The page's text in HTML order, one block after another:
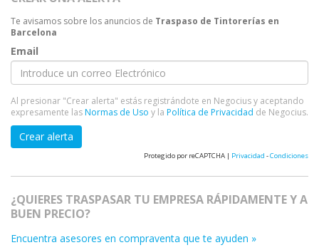
Te avisamos sobre los anuncios de Traspaso de Tintorerías en
Barcelona
Email
Al presionar "Crear alerta" estás registrándote en Negocius y aceptando
expresamente lasNormas de Uso y la Política de Privacidad de Negocius.
Crear alerta
Protegido por reCAPTCHA | Privacidad -Condiciones
¿QUIERES TRASPASAR TU EMPRESA RÁPIDAMENTE Y A
BUEN PRECIO?
Encuentra asesores en compraventa que te ayuden »